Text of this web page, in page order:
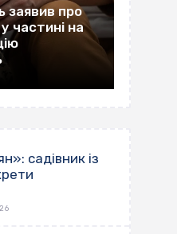
заявив про
частині на
садівник із